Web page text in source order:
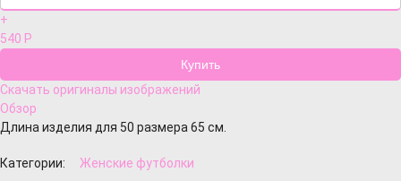
+
540 Р
Скачать оригиналы изображений
Обзор
Длина изделия для 50 размера 65 см.
Категории:
Женские футболки